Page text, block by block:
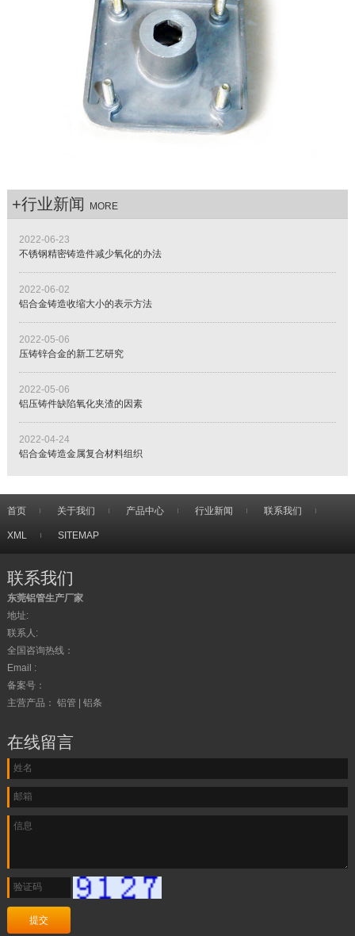
+行业新闻 MORE
2022-06-23
不锈钢精密铸造件减少氧化的办法
2022-06-02
铝合金铸造收缩大小的表示方法
2022-05-06
压铸锌合金的新工艺研究
2022-05-06
铝压铸件缺陷氧化夹渣的因素
2022-04-24
铝合金铸造金属复合材料组织
首页 关于我们 产品中心 行业新闻 联系我们
XML SITEMAP
联系我们
东莞铝管生产厂家
地址:
联系人:
全国咨询热线：
Email :
备案号：
主营产品： 铝管 | 铝条
在线留言